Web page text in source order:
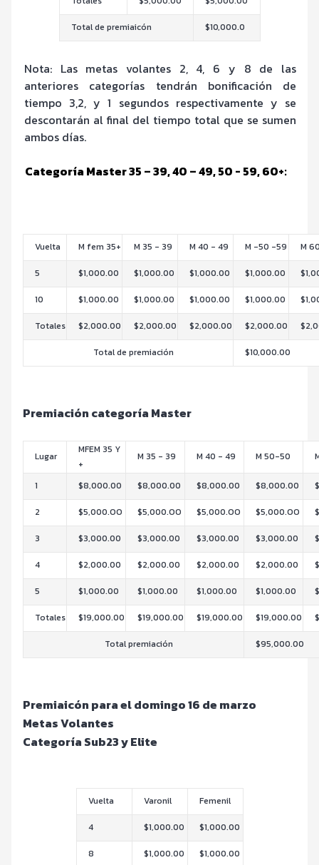
Total de premiaicón $10,000.0
Nota: Las metas volantes 2, 4, 6 y 8 de las
anteriores categorías tendrán bonificación de
tiempo 3,2, y 1 segundos respectivamente y se
descontarán al final del tiempo total que se sumen
ambos días.
Categoría Master 35 – 39, 40 – 49, 50 - 59, 60+:
Vuelta M fem 35+ M 35 - 39 M 40 - 49 M -50 -59 M
5 $1,000.00 $1,000.00 $1,000.00 $1,000.00
10 $1,000.00 $1,000.00 $1,000.00 $1,000.00
Totales $2,000.00 $2,000.00 $2,000.00 $2,000.00
Total de premiación $10,000.00
Premiación categoría Master
Lugar
MFEM 35 Y
+
M 35 - 39 M 40 - 49 M 50-50
1 $8,000.00 $8,000.00 $8,000.00 $8,000.00
2 $5,000.OO $5,000.OO $5,000.OO $5,000.OO
3 $3,000.00 $3,000.00 $3,000.00 $3,000.00
4 $2,000.00 $2,000.00 $2,000.00 $2,000.00
5 $1,000.00 $1,000.00 $1,000.00 $1,000.00
Totales $19,000.00 $19,000.00 $19,000.00 $19,000.00
Total premiación $95,000.00
Premiaicón para el domingo 16 de marzo
Metas Volantes
Categoría Sub23 y Elite
Vuelta Varonil Femenil
4 $1,000.00 $1,000.00
8 $1,000.00 $1,000.00